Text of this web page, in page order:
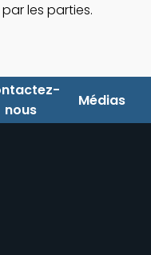
les parties.
nous
Médias